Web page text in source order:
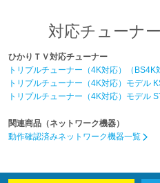
対応チューナ
ひかりＴＶ対応チューナー
トリプルチューナー（4K対応）（BS4K
トリプルチューナー（4K対応）モデル
トリプルチューナー（4K対応）モデル
関連商品（ネットワーク機器）
動作確認済みネットワーク機器一覧